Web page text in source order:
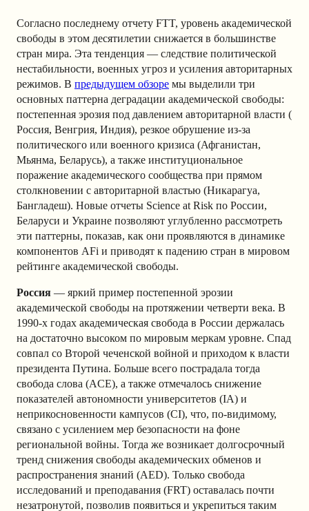
Согласно последнему отчету FTT, уровень академической
свободы в этом десятилетии снижается в большинстве
стран мира. Эта тенденция — следствие политической
нестабильности, военных угроз и усиления авторитарных
режимов. В предыдущем обзоре мы выделили три
основных паттерна деградации академической свободы:
постепенная эрозия под давлением авторитарной власти (
Россия, Венгрия, Индия), резкое обрушение из-за
политического или военного кризиса (Афганистан,
Мьянма, Беларусь), а также институциональное
поражение академического сообщества при прямом
столкновении с авторитарной властью (Никарагуа,
Бангладеш). Новые отчеты Science at Risk по России,
Беларуси и Украине позволяют углубленно рассмотреть
эти паттерны, показав, как они проявляются в динамике
компонентов AFi и приводят к падению стран в мировом
рейтинге академической свободы.
Россия — яркий пример постепенной эрозии
академической свободы на протяжении четверти века. В
1990-х годах академическая свобода в России держалась
на достаточно высоком по мировым меркам уровне. Спад
совпал со Второй чеченской войной и приходом к власти
президента Путина. Больше всего пострадала тогда
свобода слова (ACE), а также отмечалось снижение
показателей автономности университетов (IA) и
неприкосновенности кампусов (CI), что, по-видимому,
связано с усилением мер безопасности на фоне
региональной войны. Тогда же возникает долгосрочный
тренд снижения свободы академических обменов и
распространения знаний (AED). Только свобода
исследований и преподавания (FRT) оставалась почти
незатронутой, позволив появиться и укрепиться таким